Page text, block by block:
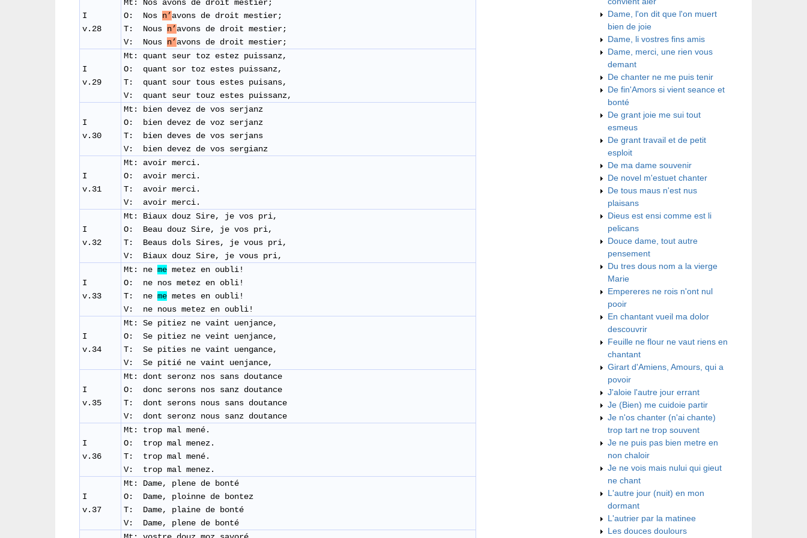
I
v.28
Mt: Nos avons de droit mestier;
O: Nos n’avons de droit mestier;
T: Nous n’avons de droit mestier;
V: Nous n’avons de droit mestier;
I
v.29
Mt: quant seur toz estez puissanz,
O: quant sor toz estes puissanz,
T: quant sour tous estes puisans,
V: quant seur touz estes puissanz,
I
v.30
Mt: bien devez de vos serjanz
O: bien devez de voz serjanz
T: bien deves de vos serjans
V: bien devez de vos sergianz
I
v.31
Mt: avoir merci.
O: avoir merci.
T: avoir merci.
V: avoir merci.
I
v.32
Mt: Biaux douz Sire, je vos pri,
O: Beau douz Sire, je vos pri,
T: Beaus dols Sires, je vous pri,
V: Biaux douz Sire, je vous pri,
I
v.33
Mt: ne me metez en oubli!
O: ne nos metez en obli!
T: ne me metes en oubli!
V: ne nous metez en oubli!
I
v.34
Mt: Se pitiez ne vaint uenjance,
O: Se pitiez ne veint uenjance,
T: Se pities ne vaint uengance,
V: Se pitié ne vaint uenjance,
I
v.35
Mt: dont seronz nos sans doutance
O: donc serons nos sanz doutance
T: dont serons nous sans doutance
V: dont seronz nous sanz doutance
I
v.36
Mt: trop mal mené.
O: trop mal menez.
T: trop mal mené.
V: trop mal menez.
I
v.37
Mt: Dame, plene de bonté
O: Dame, ploinne de bontez
T: Dame, plaine de bonté
V: Dame, plene de bonté
Dame, l'on dit que l'on muert
bien de joie
Dame, li vostres fins amis
Dame, merci, une rien vous
demant
De chanter ne me puis tenir
De fin'Amors si vient seance et
bonté
De grant joie me sui tout
esmeus
De grant travail et de petit
esploit
De ma dame souvenir
De novel m'estuet chanter
De tous maus n'est nus
plaisans
Dieus est ensi comme est li
pelicans
Douce dame, tout autre
pensement
Du tres dous nom a la vierge
Marie
Empereres ne rois n'ont nul
pooir
En chantant vueil ma dolor
descouvrir
Feuille ne flour ne vaut riens en
chantant
Girart d'Amiens, Amours, qui a
povoir
J'aloie l'autre jour errant
Je (Bien) me cuidoie partir
Je n'os chanter (n'ai chante)
trop tart ne trop souvent
Je ne puis pas bien metre en
non chaloir
Je ne vois mais nului qui gieut
ne chant
L'autre jour (nuit) en mon
dormant
L'autrier par la matinee
Les douces doulours